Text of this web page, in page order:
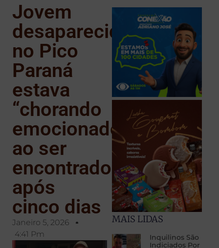
Jovem
desaparecido
no Pico
Paraná
estava
“chorando
emocionado”
ao ser
encontrado
após
cinco dias
Janeiro 5, 2026
4:41 Pm
MAIS LIDAS
Inquilinos São
Indiciados Por